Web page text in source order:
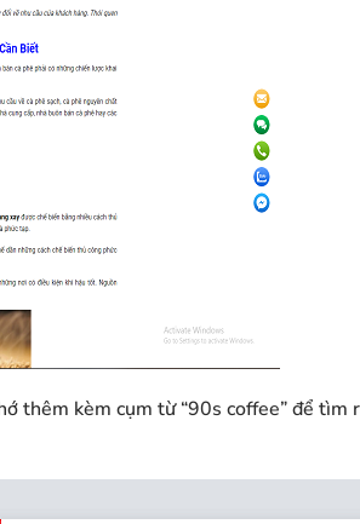
thêm kèm cụm từ “90s coffee” để tìm